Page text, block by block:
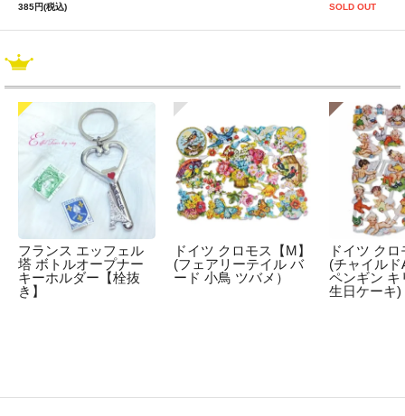
385円(税込) SOLD OUT
フランス エッフェル
塔 ボトルオープナー
キーホルダー【栓抜
き】
ドイツ クロモス【M】
(フェアリーテイル バ
ード 小鳥 ツバメ）
ドイツ ク
(チャイルド
ペンギン キ
生日ケーキ)